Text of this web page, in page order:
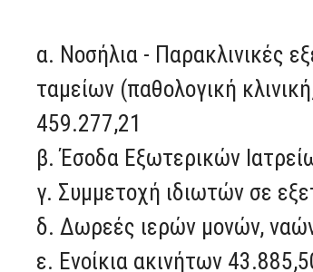
α. Νοσήλια - Παρακλινικές
ταμείων (παθολογική
459.277,21
β. Έσοδα Εξωτερικών
γ. Συμμετοχή ιδιωτών σε
δ. Δωρεές ιερών μονών,
ε. Ενοίκια ακινήτων